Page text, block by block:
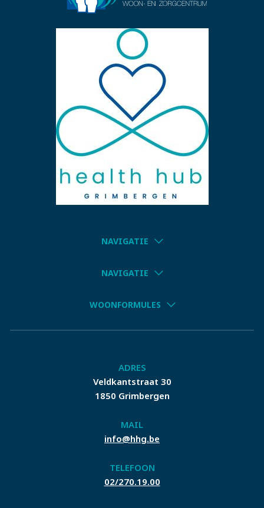
NAVIGATIE
NAVIGATIE
WOONFORMULES
ADRES
Veldkantstraat 30
1850 Grimbergen
MAIL
info@hhg.be
TELEFOON
02/270.19.00